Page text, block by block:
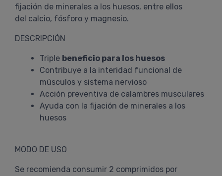
fijación de minerales a los huesos, entre ellos
del calcio, fósforo y magnesio.
DESCRIPCIÓN
Triple beneficio para los huesos
Contribuye a la interidad funcional de
músculos y sistema nervioso
Acción preventiva de calambres musculares
Ayuda con la fijación de minerales a los
huesos
MODO DE USO
Se recomienda consumir 2 comprimidos por